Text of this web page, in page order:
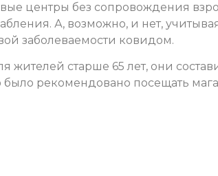
центры без сопровождения
А, возможно, и нет,
заболеваемости ковидом.
старше 65 лет, они
рекомендовано посещать